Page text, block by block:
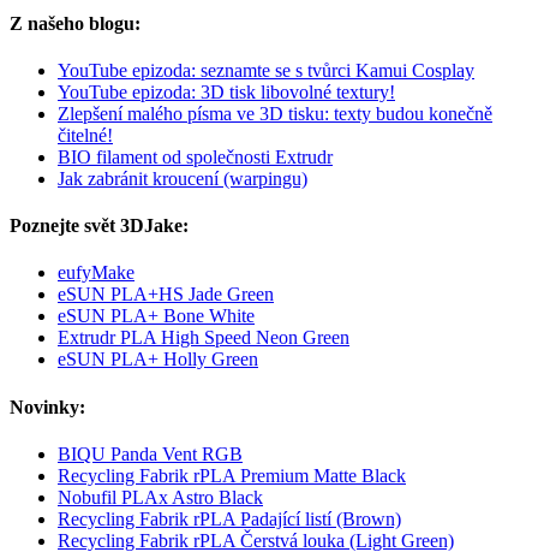
Z našeho blogu:
YouTube epizoda: seznamte se s tvůrci Kamui Cosplay
YouTube epizoda: 3D tisk libovolné textury!
Zlepšení malého písma ve 3D tisku: texty budou konečně
čitelné!
BIO filament od společnosti Extrudr
Jak zabránit kroucení (warpingu)
Poznejte svět 3DJake:
eufyMake
eSUN PLA+HS Jade Green
eSUN PLA+ Bone White
Extrudr PLA High Speed Neon Green
eSUN PLA+ Holly Green
Novinky:
BIQU Panda Vent RGB
Recycling Fabrik rPLA Premium Matte Black
Nobufil PLAx Astro Black
Recycling Fabrik rPLA Padající listí (Brown)
Recycling Fabrik rPLA Čerstvá louka (Light Green)